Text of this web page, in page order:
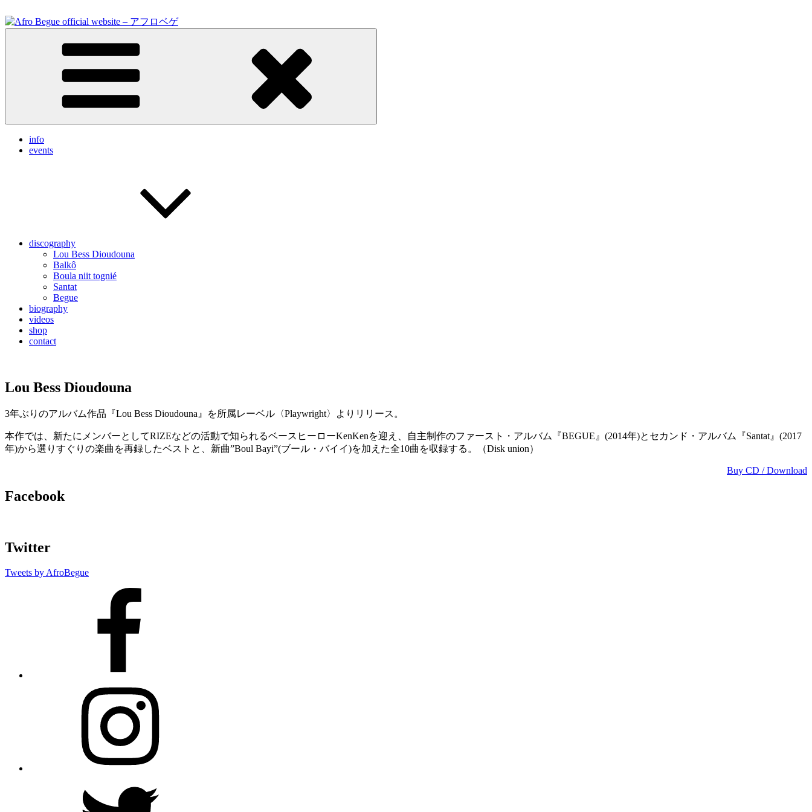
to
content
Afro Begue official website – アフロベゲ
Feel the vibrations.
info
events
discography
Lou Bess Dioudouna
Balkô
Boula niit tognié
Santat
Begue
biography
videos
shop
contact
Lou Bess Dioudouna
3年ぶりのアルバム作品『Lou Bess Dioudouna』を所属レーベル〈Playwright〉よりリリース。
本作では、新たにメンバーとしてRIZEなどの活動で知られるベースヒーローKenKenを迎え、自主制作のファースト・アルバム『BEGUE』(2014年)とセカンド・アルバム『Santat』(2017
年)から選りすぐりの楽曲を再録したベストと、新曲”Boul Bayi”(ブール・バイイ)を加えた全10曲を収録する。（Disk union）
Buy CD / Download
Facebook
Twitter
Tweets by AfroBegue